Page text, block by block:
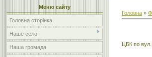
Меню сайту
Головна сторінка
Наше село
Наша громада
Головна »
ЦБК по